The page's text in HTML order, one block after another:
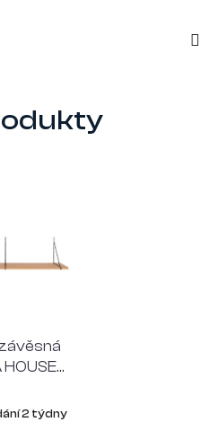
HOUSE
2 týdny